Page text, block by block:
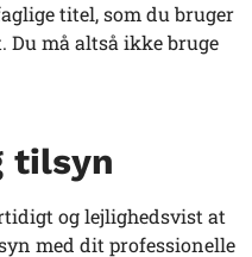
titel, som du bruger
Du må altså ikke bruge
tilsyn
og lejlighedsvist at
med dit professionelle